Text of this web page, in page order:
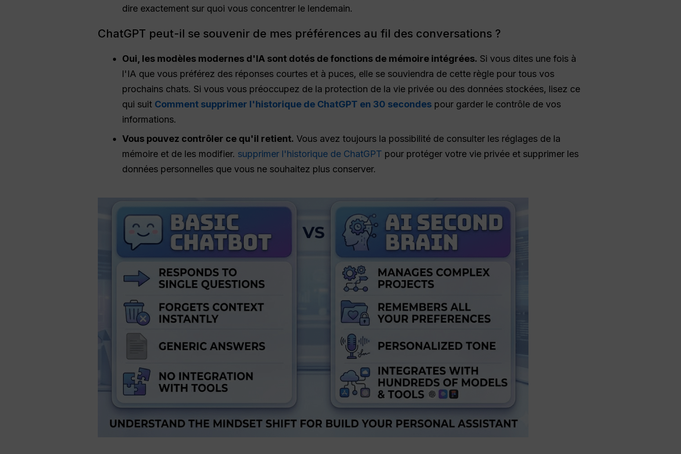
dire exactement sur quoi vous concentrer le lendemain.
ChatGPT peut-il se souvenir de mes préférences au fil des conversations ?
Oui, les modèles modernes d'IA sont dotés de fonctions de mémoire intégrées. Si vous dites une fois à
l'IA que vous préférez des réponses courtes et à puces, elle se souviendra de cette règle pour tous vos
prochains chats. Si vous vous préoccupez de la protection de la vie privée ou des données stockées, lisez ce
qui suit Comment supprimer l'historique de ChatGPT en 30 secondes pour garder le contrôle de vos
informations.
Vous pouvez contrôler ce qu'il retient. Vous avez toujours la possibilité de consulter les réglages de la
mémoire et de les modifier. supprimer l'historique de ChatGPT pour protéger votre vie privée et supprimer les
données personnelles que vous ne souhaitez plus conserver.